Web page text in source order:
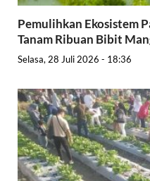
Pemulihkan Ekosistem
Tanam Ribuan Bibit
Selasa, 28 Juli 2026 - 18:36